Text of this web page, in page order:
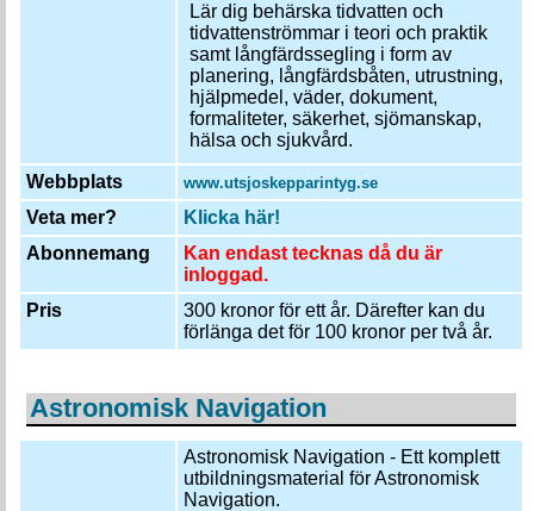
Lär dig behärska tidvatten och
tidvattenströmmar i teori och praktik
samt långfärdssegling i form av
planering, långfärdsbåten, utrustning,
hjälpmedel, väder, dokument,
formaliteter, säkerhet, sjömanskap,
hälsa och sjukvård.
Webbplats www.utsjoskepparintyg.se
Veta mer?
Klicka här!
Abonnemang
Kan endast tecknas då du är
inloggad.
Pris
300 kronor för ett år. Därefter kan du
förlänga det för 100 kronor per två år.
Astronomisk Navigation
Astronomisk Navigation - Ett komplett
utbildningsmaterial för Astronomisk
Navigation.